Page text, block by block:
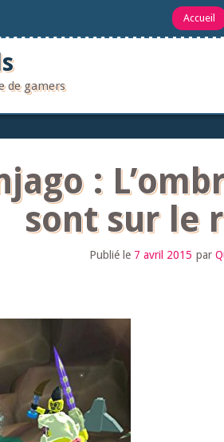
Accueil
de gamers
:
sont sur le
Publié le 7 avril 2015 par